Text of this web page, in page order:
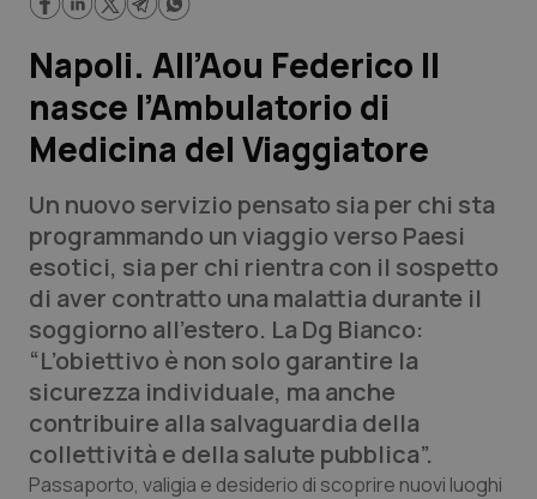
Lavoro e Professioni
Scienza e Farmaci
Studi e Analisi
Lettere al direttore
Edizioni Regionali
QS Pro
Professionisti Sanitari.AI
Abruzzo
QS Pro Gold
Napoli. All’Aou Federico II
nasce l’Ambulatorio di
Medicina del Viaggiatore
Un nuovo servizio pensato sia per chi sta
programmando un viaggio verso Paesi
esotici, sia per chi rientra con il sospetto
di aver contratto una malattia durante il
soggiorno all’estero. La Dg Bianco:
“L’obiettivo è non solo garantire la
sicurezza individuale, ma anche
contribuire alla salvaguardia della
collettività e della salute pubblica”.
Passaporto, valigia e desiderio di scoprire nuovi luoghi